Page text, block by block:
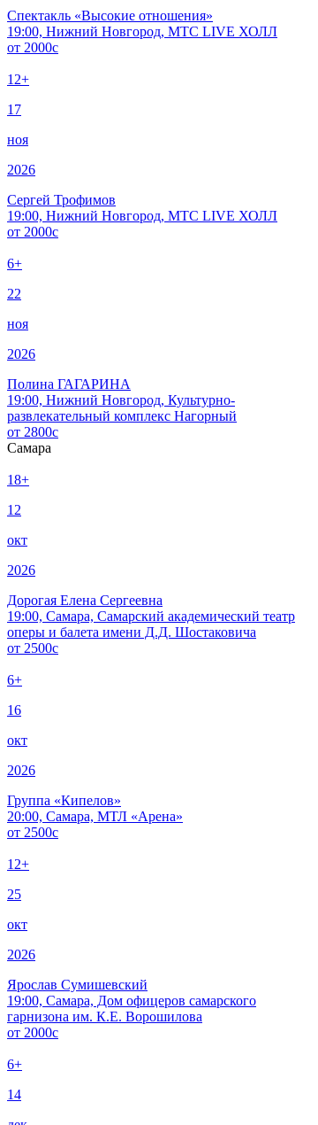
Спектакль «Высокие отношения»
19:00, Нижний Новгород, МТС LIVE ХОЛЛ
от 2000c
12+
17
ноя
2026
Сергей Трофимов
19:00, Нижний Новгород, МТС LIVE ХОЛЛ
от 2000c
6+
22
ноя
2026
Полина ГАГАРИНА
19:00, Нижний Новгород, Культурно-
развлекательный комплекс Нагорный
от 2800c
Самара
18+
12
окт
2026
Дорогая Елена Сергеевна
19:00, Самара, Самарский академический театр
оперы и балета имени Д.Д. Шостаковича
от 2500c
6+
16
окт
2026
Группа «Кипелов»
20:00, Самара, МТЛ «Арена»
от 2500c
12+
25
окт
2026
Ярослав Сумишевский
19:00, Самара, Дом офицеров самарского
гарнизона им. К.Е. Ворошилова
от 2000c
6+
14